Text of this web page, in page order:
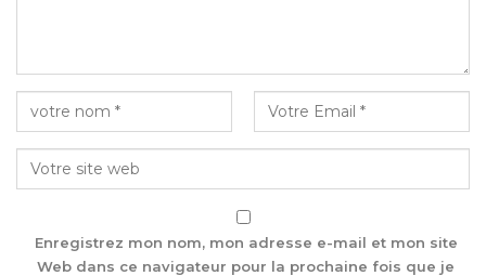
Enregistrez mon nom, mon adresse e-mail et mon site
Web dans ce navigateur pour la prochaine fois que je